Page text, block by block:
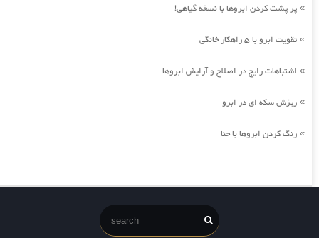
» پر پشت کردن ابروها با نسخه گیاهی!
» تقویت ابرو با 5 راهکار خانگی
» اشتباهات رایج در اصلاح و آرایش ابروها
» ریزش سکه ای در ابرو
» رنگ کردن ابروها با حنا